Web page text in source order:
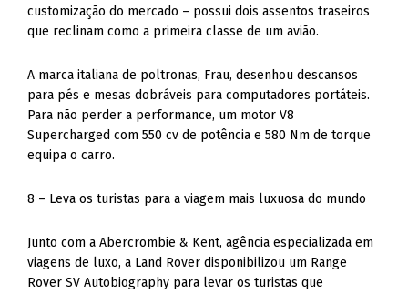
customização do mercado – possui dois assentos traseiros
que reclinam como a primeira classe de um avião.
A marca italiana de poltronas, Frau, desenhou descansos
para pés e mesas dobráveis para computadores portáteis.
Para não perder a performance, um motor V8
Supercharged com 550 cv de potência e 580 Nm de torque
equipa o carro.
8 – Leva os turistas para a viagem mais luxuosa do mundo
Junto com a Abercrombie & Kent, agência especializada em
viagens de luxo, a Land Rover disponibilizou um Range
Rover SV Autobiography para levar os turistas que